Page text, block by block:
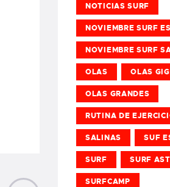
NOTICIAS SURF
NOVIEMBRE SURF
NOVIEMBRE SURF
OLAS OLAS
OLAS GRANDES
RUTINA DE
SALINAS SUF
SURF SURF
SURFCAMP